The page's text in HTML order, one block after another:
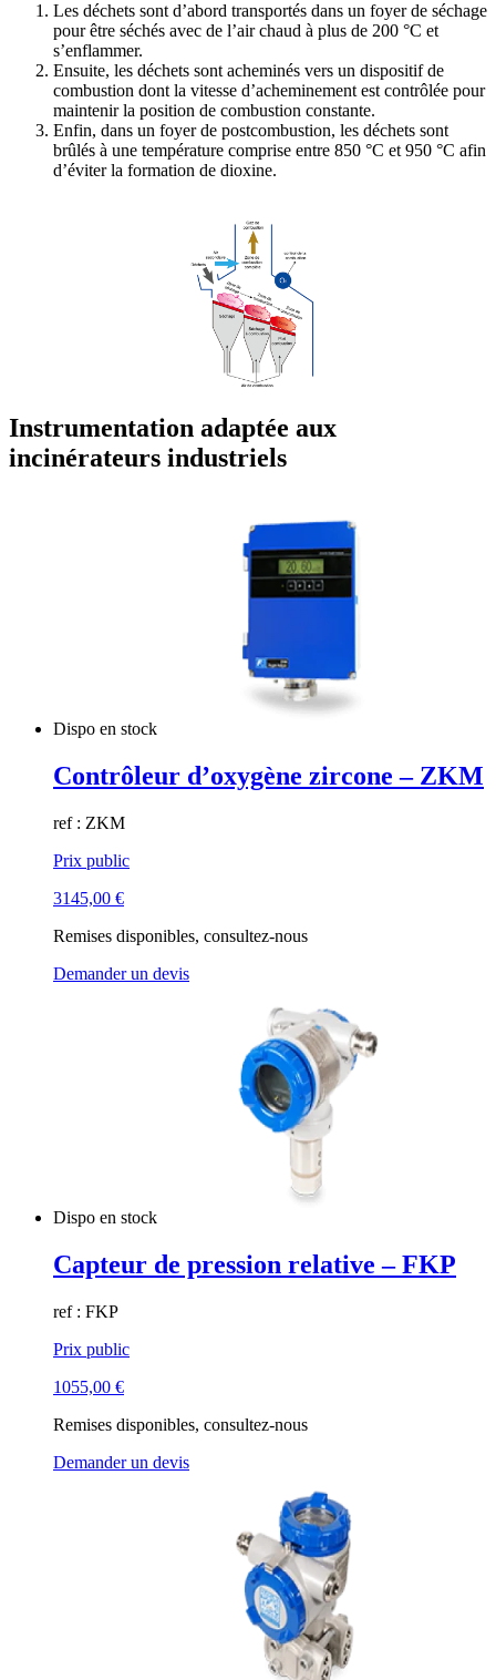
Les déchets sont d’abord transportés dans un foyer de séchage
pour être séchés avec de l’air chaud à plus de 200 °C et
s’enflammer.
Ensuite, les déchets sont acheminés vers un dispositif de
combustion dont la vitesse d’acheminement est contrôlée pour
maintenir la position de combustion constante.
Enfin, dans un foyer de postcombustion, les déchets sont
brûlés à une température comprise entre 850 °C et 950 °C afin
d’éviter la formation de dioxine.
Instrumentation adaptée aux
incinérateurs industriels
Dispo en stock
Contrôleur d’oxygène zircone – ZKM
ref : ZKM
Prix public
3145,00 €
Remises disponibles, consultez-nous
Demander un devis
Dispo en stock
Capteur de pression relative – FKP
ref : FKP
Prix public
1055,00 €
Remises disponibles, consultez-nous
Demander un devis